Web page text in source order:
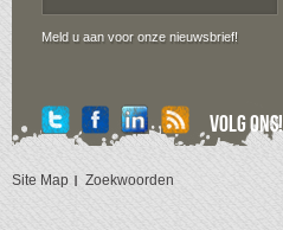
Meld u aan voor onze nieuwsbrief!
Volg ons!
Site Map Zoekwoorden